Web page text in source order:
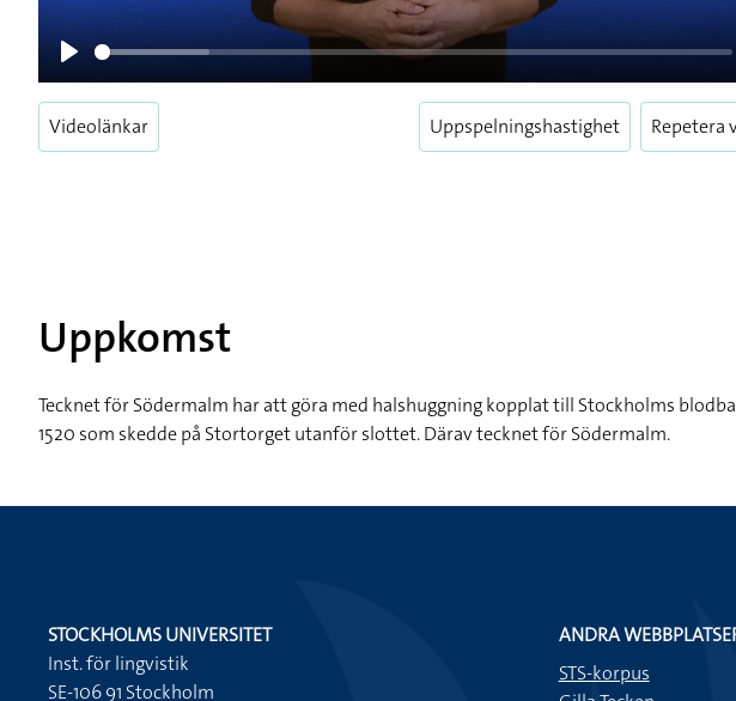
Play
Videolänkar Uppspelningshastighet Repetera
Uppkomst
Tecknet för Södermalm har att göra med halshuggning kopplat till Stockholms
1520 som skedde på Stortorget utanför slottet. Därav tecknet för Södermalm.
STOCKHOLMS UNIVERSITET
Inst. för lingvistik
SE-106 91 Stockholm
ANDRA
STS-korpus